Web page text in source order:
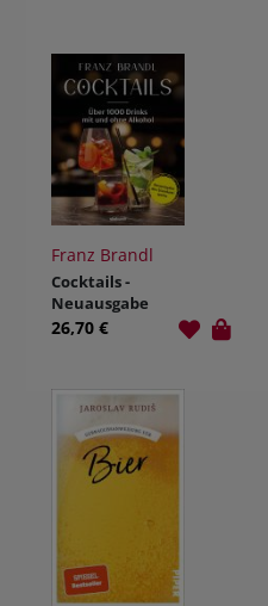
Franz Brandl
Cocktails -
Neuausgabe
26,70 €